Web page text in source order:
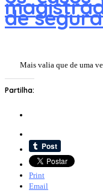
de
Mais valia que de uma
Partilha:
Print
Email